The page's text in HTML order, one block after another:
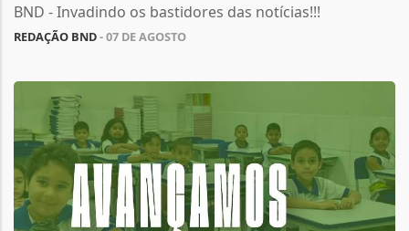
BND - Invadindo os bastidores das notícias!!!
REDAÇÃO BND- 07 DE AGOSTO